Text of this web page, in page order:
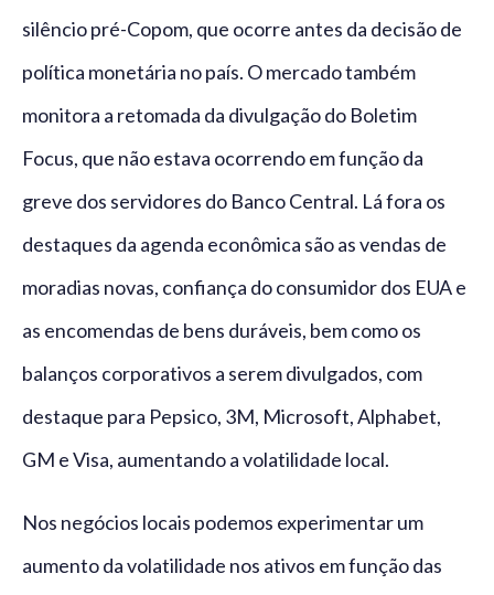
silêncio pré-Copom, que ocorre antes da decisão de
política monetária no país. O mercado também
monitora a retomada da divulgação do Boletim
Focus, que não estava ocorrendo em função da
greve dos servidores do Banco Central. Lá fora os
destaques da agenda econômica são as vendas de
moradias novas, confiança do consumidor dos EUA e
as encomendas de bens duráveis, bem como os
balanços corporativos a serem divulgados, com
destaque para Pepsico, 3M, Microsoft, Alphabet,
GM e Visa, aumentando a volatilidade local.
Nos negócios locais podemos experimentar um
aumento da volatilidade nos ativos em função das